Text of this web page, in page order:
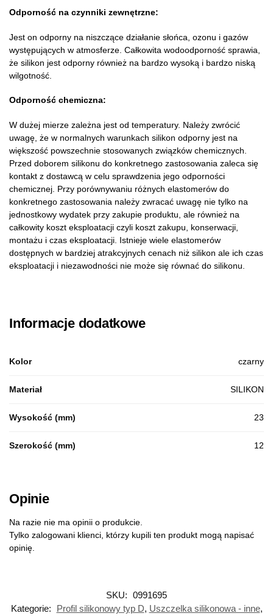
Odporność na czynniki zewnętrzne:
Jest on odporny na niszczące działanie słońca, ozonu i gazów
występujących w atmosferze. Całkowita wodoodporność sprawia,
że silikon jest odporny również na bardzo wysoką i bardzo niską
wilgotność.
Odporność chemiczna:
W dużej mierze zależna jest od temperatury. Należy zwrócić
uwagę, że w normalnych warunkach silikon odporny jest na
większość powszechnie stosowanych związków chemicznych.
Przed doborem silikonu do konkretnego zastosowania zaleca się
kontakt z dostawcą w celu sprawdzenia jego odporności
chemicznej. Przy porównywaniu różnych elastomerów do
konkretnego zastosowania należy zwracać uwagę nie tylko na
jednostkowy wydatek przy zakupie produktu, ale również na
całkowity koszt eksploatacji czyli koszt zakupu, konserwacji,
montażu i czas eksploatacji. Istnieje wiele elastomerów
dostępnych w bardziej atrakcyjnych cenach niż silikon ale ich czas
eksploatacji i niezawodności nie może się równać do silikonu.
Informacje dodatkowe
Kolor czarny
Materiał SILIKON
Wysokość (mm) 23
Szerokość (mm) 12
Opinie
Na razie nie ma opinii o produkcie.
Tylko zalogowani klienci, którzy kupili ten produkt mogą napisać
opinię.
SKU: 0991695
Kategorie:
Profil silikonowy typ D, Uszczelka silikonowa - inne,